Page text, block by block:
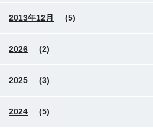
2013年12月 (5)
2026 (2)
2025 (3)
2024 (5)